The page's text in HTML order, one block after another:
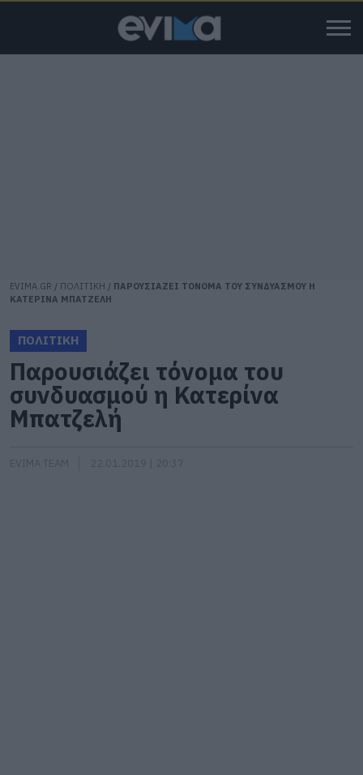
EVIMA.GR / ΠΟΛΙΤΙΚΗ / ΠΑΡΟΥΣΙΑΖΕΙ ΤΟΝΟΜΑ ΤΟΥ ΣΥΝΔΥΑΣΜΟΥ Η
ΚΑΤΕΡΙΝΑ ΜΠΑΤΖΕΛΗ
ΠΟΛΙΤΙΚΗ
Παρουσιάζει τόνομα του
συνδυασμού η Κατερίνα
Μπατζελή